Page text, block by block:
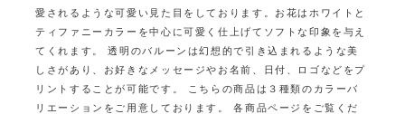
愛されるような可愛い見た目をしております。 お花はホワイトと
ティファニーカラーを中心に可愛く仕上げてソフトな印象を与え
てくれます。
透明のバルーンは幻想的で引き込まれるような美
しさがあり、お好きなメッセージやお名前、日付、ロゴなどをプ
リントすることが可能です。
こちらの商品は３種類のカラーバ
リエーションをご用意しております。 各商品ページをご覧くだ